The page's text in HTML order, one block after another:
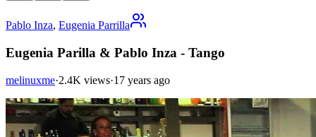
Pablo Inza, Eugenia Parrilla
Eugenia Parilla & Pablo Inza - Tango
melinuxme·2.4K views·17 years ago